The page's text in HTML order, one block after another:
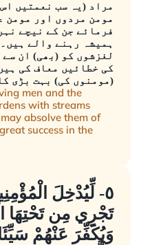
مراد (یہ سب نعمتیں
مومن مردوں اور مومن
فرمائے جن کے نیچے
ہمیشہ رہنے والے
لغزشوں کو (بھی) ان
کی خطائیں معاف کی
(مومنوں کی) بہت بڑی
men and the
with streams
absolve them of
success in the
٥- لِّيُدْخِلَ
تَجْرِي مِن تَحْتِهَا
وَيُكَفِّرَ عَنْهُمْ